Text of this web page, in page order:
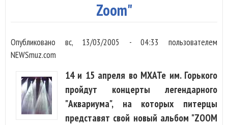
Zoom"
Опубликовано вс, 13/03/2005 - 04:33
пользователем
NEWSmuz.com
14 и 15 апреля во МХАТе им. Горького
пройдут концерты легендарного
"Аквариума", на которых питерцы
представят свой новый альбом "ZOOM